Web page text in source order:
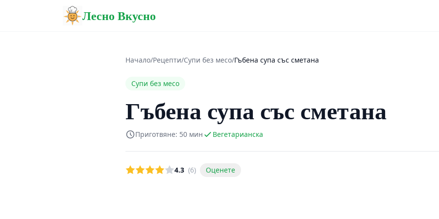
Лесно Вкусно
Начало/Рецепти/Супи без месо/Гъбена супа със сметана
Супи без месо
Гъбена супа със сметана
Приготвяне: 50 мин Вегетарианска
4.3 (6) Оценете